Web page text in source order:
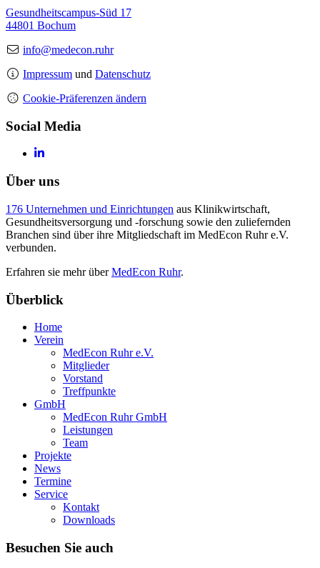
Gesundheitscampus-Süd 17
44801 Bochum
info@medecon.ruhr
Impressum und Datenschutz
Cookie-Präferenzen ändern
Social Media
Über uns
176 Unternehmen und Einrichtungen aus Klinikwirtschaft,
Gesundheitsversorgung und -forschung sowie den zuliefernden
Branchen sind über ihre Mitgliedschaft im MedEcon Ruhr e.V.
verbunden.
Erfahren sie mehr überMedEcon Ruhr.
Überblick
Home
Verein
MedEcon Ruhr e.V.
Mitglieder
Vorstand
Treffpunkte
GmbH
MedEcon Ruhr GmbH
Leistungen
Team
Projekte
News
Termine
Service
Kontakt
Downloads
Besuchen Sie auch